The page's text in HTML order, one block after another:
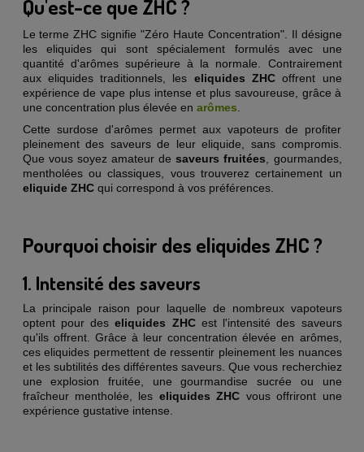
Qu'est-ce que ZHC ?
Le terme ZHC signifie "Zéro Haute Concentration". Il désigne
les eliquides qui sont spécialement formulés avec une
quantité d'arômes supérieure à la normale. Contrairement
aux eliquides traditionnels, les eliquides ZHCoffrent une
expérience de vape plus intense et plus savoureuse, grâce à
une concentration plus élevée en arômes.
Cette surdose d'arômes permet aux vapoteurs de profiter
pleinement des saveurs de leur eliquide, sans compromis.
Que vous soyez amateur desaveurs fruitées, gourmandes,
mentholées ou classiques, vous trouverez certainement un
eliquide ZHCqui correspond à vos préférences.
Pourquoi choisir des eliquides ZHC ?
1. Intensité des saveurs
La principale raison pour laquelle de nombreux vapoteurs
optent pour deseliquides ZHCest l'intensité des saveurs
qu'ils offrent. Grâce à leur concentration élevée en arômes,
ces eliquides permettent de ressentir pleinement les nuances
et les subtilités des différentes saveurs. Que vous recherchiez
une explosion fruitée, une gourmandise sucrée ou une
fraîcheur mentholée, les eliquides ZHC vous offriront une
expérience gustative intense.